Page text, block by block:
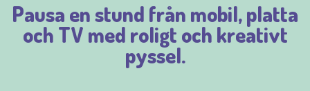
Pausa en stund från mobil, platta
och TV med roligt och kreativt
pyssel.